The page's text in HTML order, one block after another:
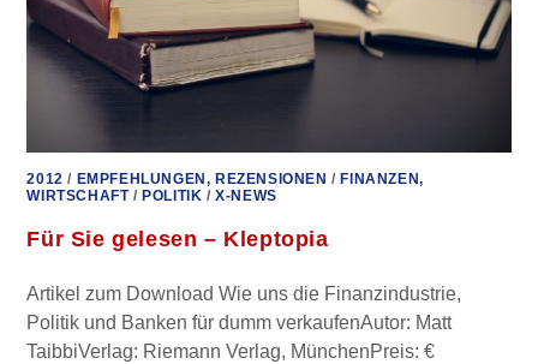
MINUTE
FÜR
DEUTSCHLAND
2012 / EMPFEHLUNGEN, REZENSIONEN / FINANZEN,
WIRTSCHAFT/ POLITIK /X-NEWS
Für Sie gelesen – Kleptopia
Artikel zum Download Wie uns die Finanzindustrie,
Politik und Banken für dumm verkaufenAutor: Matt
TaibbiVerlag: Riemann Verlag, MünchenPreis: €